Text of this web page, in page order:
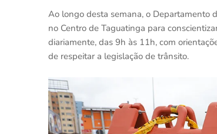
Ao longo desta semana, o Departamento
no Centro de Taguatinga para
diariamente, das 9h às 11h, com
de respeitar a legislação de trânsito.